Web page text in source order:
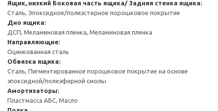
Ящик, низкий Боковая часть ящика/ Задняя стенка ящика:
Сталь, Эпоксидное/полиэстерное порошковое покрытие
Дно ящика:
ДСП, Меламиновая пленка, Меламиновая пленка
Направляющие:
Оцинкованная сталь
Обвязка ящика:
Сталь, Пигментированное порошковое покрытие на основе
эпоксидной/полиэфирной смолы
Амортизаторы:
Пластмасса АБС, Масло